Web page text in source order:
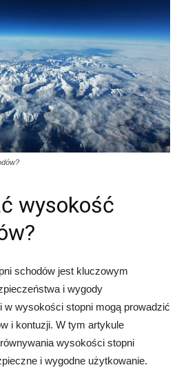
wysokość
schodów jest kluczowym
i wygody
wysokości stopni mogą prowadzić
i kontuzji. W tym artykule
wysokości stopni
i wygodne użytkowanie.